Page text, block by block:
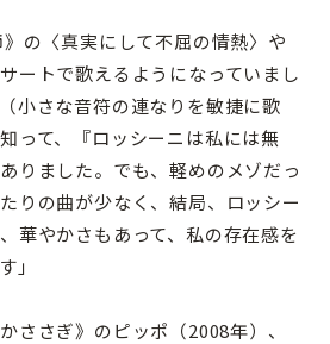
》の〈真実にして不屈の情熱〉や
ートで歌えるようになっていまし
小さな音符の連なりを敏捷に歌
って、『ロッシーニは私には無
りました。でも、軽めのメゾだっ
りの曲が少なく、結局、ロッシー
華やかさもあって、私の存在感を
」
ささぎ》のピッポ（2008年）、